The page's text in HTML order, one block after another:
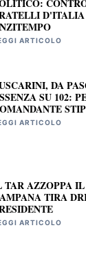
ARTICOLO
DA
SU 102:
ARTICOLO
TAR AZZOPPA
TIRA
ARTICOLO